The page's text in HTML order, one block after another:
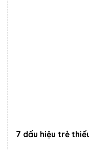
7 dấu hiệu trẻ